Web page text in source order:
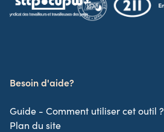
Besoin d'aide?
Guide - Comment utiliser cet outil ?
Plan du site